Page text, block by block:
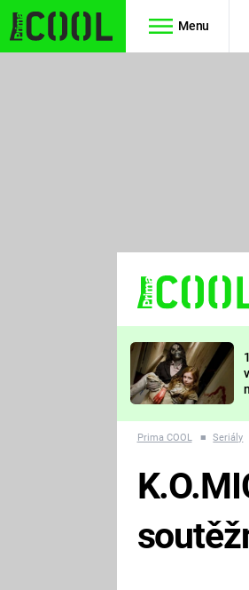
Menu
TŘESKU
FUTURAMA
Prima COOL ■ Seriály